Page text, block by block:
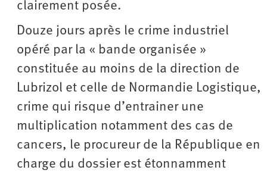
clairement posée.
Douze jours après le crime industriel
opéré par la « bande organisée »
constituée au moins de la direction de
Lubrizol et celle de Normandie Logistique,
crime qui risque d’entrainer une
multiplication notamment des cas de
cancers, le procureur de la République en
charge du dossier est étonnamment